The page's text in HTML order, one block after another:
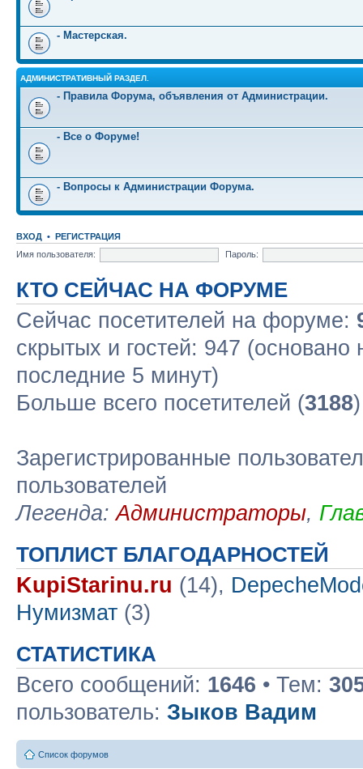
- Мастерская.
АДМИНИСТРАТИВНЫЙ РАЗДЕЛ.
- Правила Форума, объявления от Администрации.
- Все о Форуме!
- Вопросы к Администрации Форума.
ВХОД • РЕГИСТРАЦИЯ
Имя пользователя:
Пароль:
КТО СЕЙЧАС НА ФОРУМЕ
Сейчас посетителей на форуме:
скрытых и гостей: 947 (основано
последние 5 минут)
Больше всего посетителей (3188
Зарегистрированные
пользователей
Легенда:Администраторы,
ТОПЛИСТ БЛАГОДАРНОСТЕЙ
KupiStarinu.ru (14),
Нумизмат (3)
СТАТИСТИКА
Всего сообщений: 1646 • Тем:
пользователь: Зыков Вадим
Список форумов